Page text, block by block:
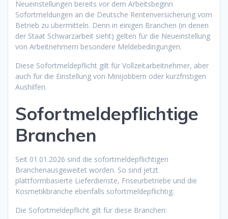
Neueinstellungen bereits vor dem Arbeitsbeginn
Sofortmeldungen an die Deutsche Rentenversicherung vom
Betrieb zu übermitteln. Denn in einigen Branchen (in denen
der Staat Schwarzarbeit sieht) gelten für die Neueinstellung
von Arbeitnehmern besondere Meldebedingungen.
Diese Sofortmeldepflicht gilt für Vollzeitarbeitnehmer, aber
auch für die Einstellung von Minijobbern oder kurzfristigen
Aushilfen.
Sofortmeldepflichtige
Branchen
Seit 01.01.2026 sind die sofortmeldepflichtigen
Branchenausgeweitet worden. So sind jetzt
plattformbasierte Lieferdienste, Friseurbetriebe und die
Kosmetikbranche ebenfalls sofortmeldepflichtig.
Die Sofortmeldepflicht gilt für diese Branchen: